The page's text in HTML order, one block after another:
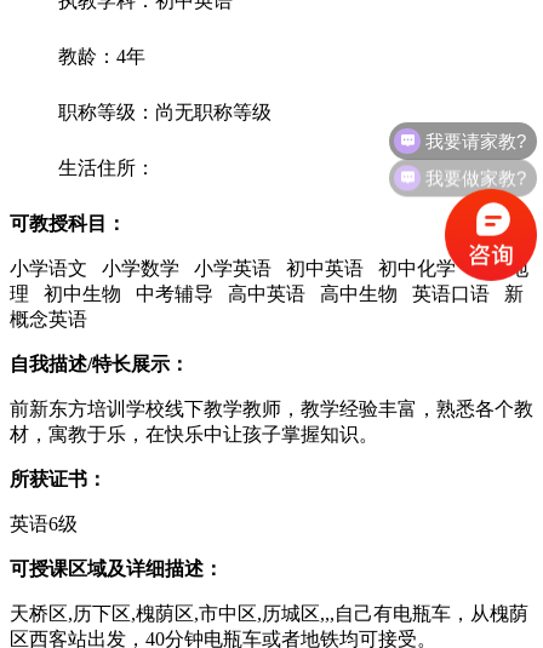
教龄：4年
职称等级：尚无职称等级
生活住所：
可教授科目：
小学语文 小学数学 小学英语 初中英语 初中化学 初中地
理 初中生物 中考辅导 高中英语 高中生物 英语口语 新
概念英语
自我描述/特长展示：
前新东方培训学校线下教学教师，教学经验丰富，熟悉各个教
材，寓教于乐，在快乐中让孩子掌握知识。
所获证书：
英语6级
可授课区域及详细描述：
天桥区,历下区,槐荫区,市中区,历城区,,,自己有电瓶车，从槐荫
区西客站出发，40分钟电瓶车或者地铁均可接受。
我要请家教?
我要做家教?